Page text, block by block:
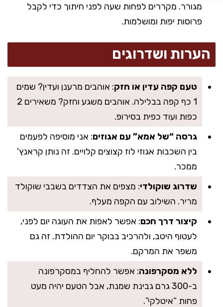
מגורר. מקררים לפחות שעה לפני חיתוך כדי לקבל
פרוסות יפות ומושלמות.
הערות ושדרוגים
טעם קפה עדין או חזק: אוהבים מרענן ועדין? שמים
1 כף קפה בבלילה. אוהבים משגע וחזק? משאירים 2
כפות ועוד כפית בסירופ.
גרסה “של אמא” עם אגוזים: אני מוסיפה לפעמים
בין השכבות אגוזי לוז קצוצים קלויים. זה נותן קראנץ'
ממכר.
שדרוג שוקולדי: מצפים את הצדדים בשבבי שוקולד
מריר. השילוב עם הקפה מעלף.
קיצור דרך חכם: אפשר לאפות את העוגה יום לפני,
לעטוף היטב, ולהרכיב בבוקר יום ההולדת. זה גם
משפר את המרקם.
ללא מסקרפונה: אפשר להחליף במסקרפונה
ב-300 גרם גבינת שמנת, אבל הטעם יהיה מעט
פחות “איטלקי”.